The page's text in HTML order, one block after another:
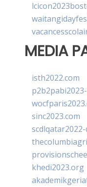
MEDIA
isth2022.com
sinc2023.com
scdlqatar2022-
khedi2023.org